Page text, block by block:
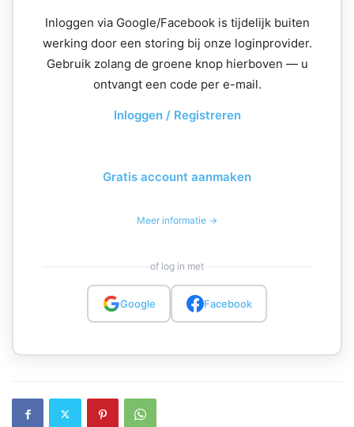
Inloggen via Google/Facebook is tijdelijk buiten
werking door een storing bij onze loginprovider.
Gebruik zolang de groene knop hierboven — u
ontvangt een code per e-mail.
Inloggen / Registreren
Gratis account aanmaken
Meer informatie →
of log in met
Google Facebook